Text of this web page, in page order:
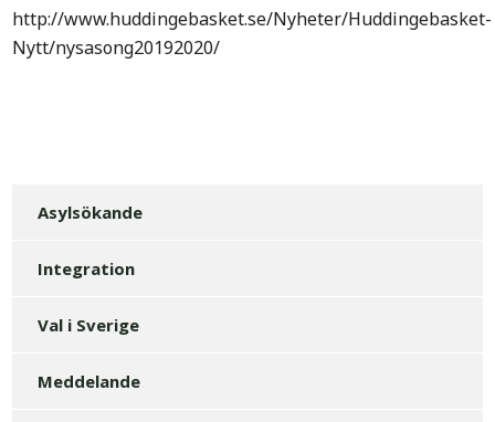
http://www.huddingebasket.se/Nyheter/Huddingebasket-
Nytt/nysasong20192020/
Asylsökande
Integration
Val i Sverige
Meddelande